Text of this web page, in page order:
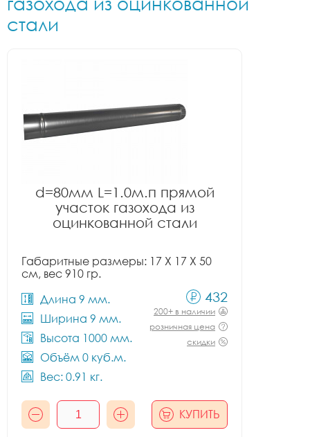
стали
d=80мм L=1.0м.п прямой
участок газохода из
оцинкованной стали
Габаритные размеры: 17 X 17 X 50
см, вес 910 гр.
Длина 9 мм.
Ширина 9 мм.
Высота 1000 мм.
Объём 0 куб.м.
Вес: 0.91 кг.
432
200+ в наличии
розничная цена
скидки
КУПИТЬ